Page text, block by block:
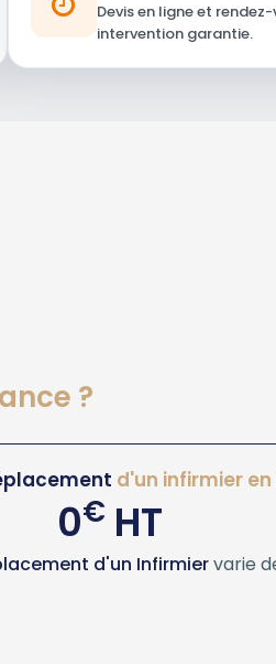
Devis en ligne et
intervention garantie.
?
d'un infirmier en
0€HT
d'un Infirmiervarie